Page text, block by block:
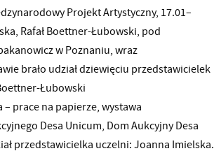
Projekt Artystyczny, 17.01–
Rafał Boettner-Łubowski, pod
w Poznaniu, wraz
brało udział dziewięciu przedstawicielek
Łubowski
– prace na papierze, wystawa
Desa Unicum, Dom Aukcyjny Desa
przedstawicielka uczelni: Joanna Imielska.